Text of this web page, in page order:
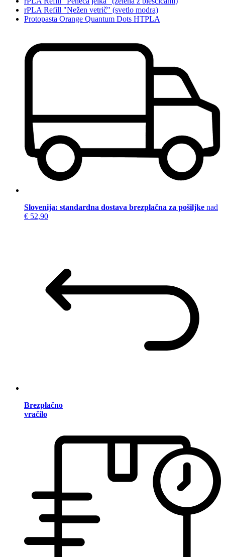
rPLA Refill "Nežen vetrič" (svetlo modra)
Protopasta Orange Quantum Dots HTPLA
Slovenija: standardna dostava brezplačna za pošiljke nad
€ 52,90
Brezplačno
vračilo